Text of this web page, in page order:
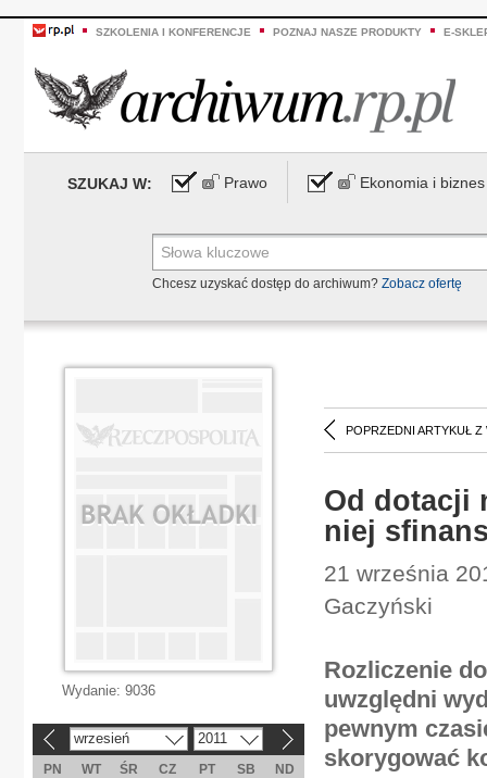
SZKOLENIA I KONFERENCJE POZNAJ NASZE PRODUKTY E-
SZUKAJ W: Prawo Ekonomia i biznes
Chcesz uzyskać dostęp do archiwum? Zobacz ofertę
POPRZEDNI ARTYKUŁ Z
Od dotacji
niej
21 września
Gaczyński
Rozliczenie
uwzględni
pewnym
skorygować
Wydanie: 9036
wrzesień 2011
PN WT ŚR CZ PT SB
ND